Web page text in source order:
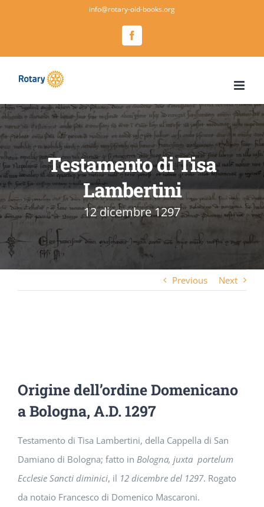
info@rotary-old-books.org
Testamento di Tisa
Lambertini
12 dicembre 1297
Previous Next
Origine dell’ordine Domenicano
a Bologna, A.D. 1297
Testamento di Tisa Lambertini, della Cappella di San
Damiano di Bologna; fatto in Bologna, juxta portelum
Ecclesie Sancti diminici, il 12 dicembre del 1297. Rogato
da notaio Francesco di Domenico Mascaroni.